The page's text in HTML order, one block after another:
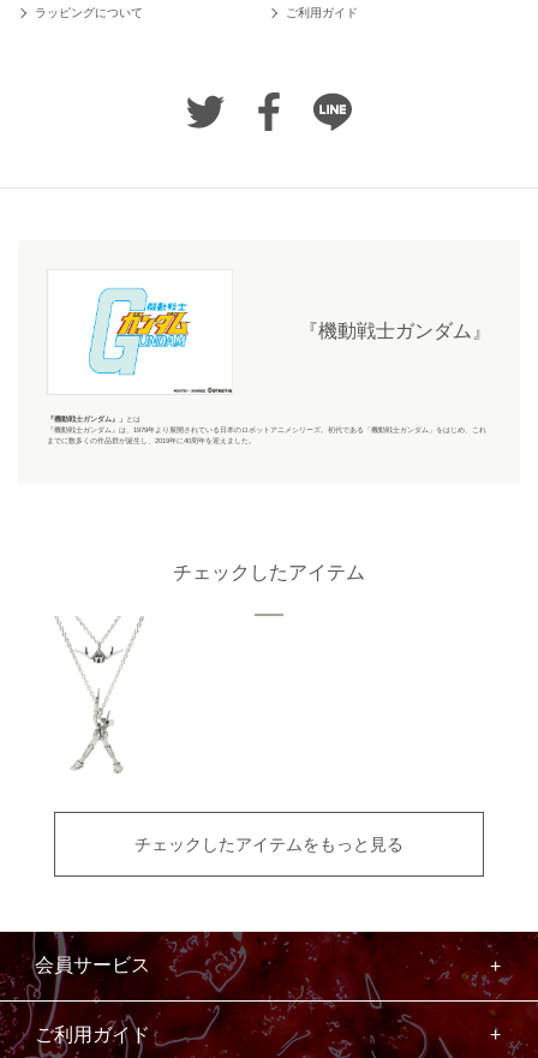
ラッピングについて ご利用ガイド
『機動戦士ガンダム』
『機動戦士ガンダム』 」 とは
『機動戦士ガンダム』 は、1979年より展開されている日本のロボットアニメシリーズ。初代である「機動戦士ガンダム」をはじめ、これ
までに数多くの作品群が誕生し、2019年に40周年を迎えました。
チェックしたアイテム
チェックしたアイテムをもっと見る
会員サービス
ご利用ガイド